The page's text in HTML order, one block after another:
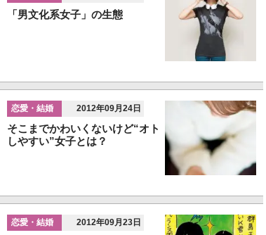
「男文化系女子」の生態
恋愛・結婚 2012年09月24日
そこまでかわいくないけど“オト
しやすい”女子とは？
恋愛・結婚 2012年09月23日